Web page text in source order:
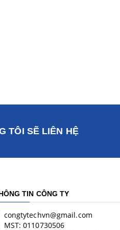
TÔI SẼ LIÊN HỆ
TIN CÔNG TY
congtytechvn@gmail.com
MST: 0110730506